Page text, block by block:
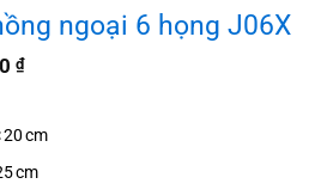
ngoại 6 họng J06X
₫.
₫Giá
là:
2.100.000 ₫.
20 cm
cm